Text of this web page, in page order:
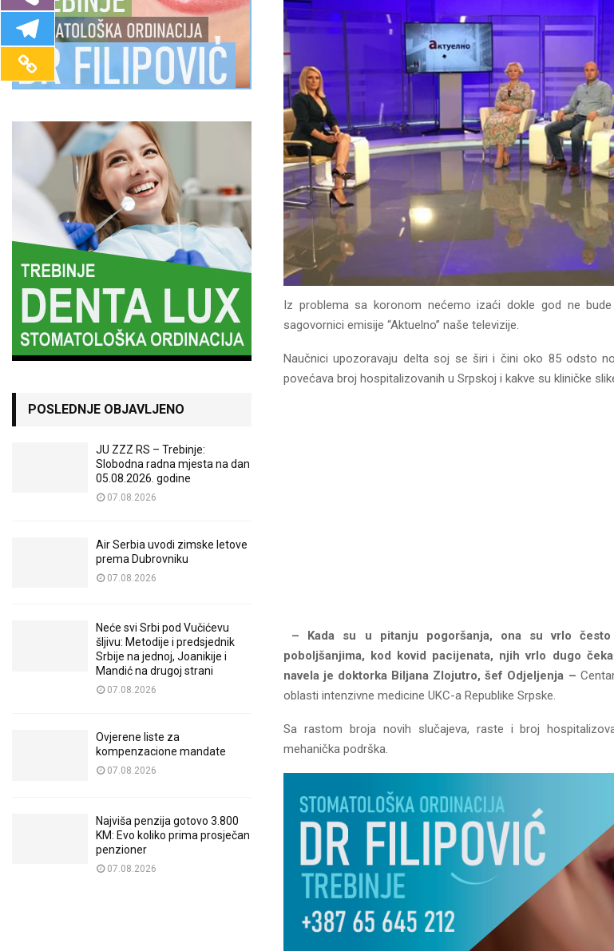
Iz problema sa koronom nećemo izaći dokle god ne bude
sagovornici emisije “Aktuelno” naše televizije.
Naučnici upozoravaju delta soj se širi i čini oko 85 odsto
povećava broj hospitalizovanih u Srpskoj i kakve su kliničke
– Kada su u pitanju pogoršanja, ona su vrlo
poboljšanjima, kod kovid pacijenata, njih vrlo dugo
navela je doktorka Biljana Zlojutro, šef Odjeljenja –
oblasti intenzivne medicine UKC-a Republike Srpske.
Sa rastom broja novih slučajeva, raste i broj
mehanička podrška.
POSLEDNJE OBJAVLJENO
JU ZZZ RS – Trebinje:
Slobodna radna mjesta na dan
05.08.2026. godine
07.08.2026
Air Serbia uvodi zimske letove
prema Dubrovniku
07.08.2026
Neće svi Srbi pod Vučićevu
šljivu: Metodije i predsjednik
Srbije na jednoj, Joanikije i
Mandić na drugoj strani
07.08.2026
Ovjerene liste za
kompenzacione mandate
07.08.2026
Najviša penzija gotovo 3.800
KM: Evo koliko prima prosječan
penzioner
07.08.2026